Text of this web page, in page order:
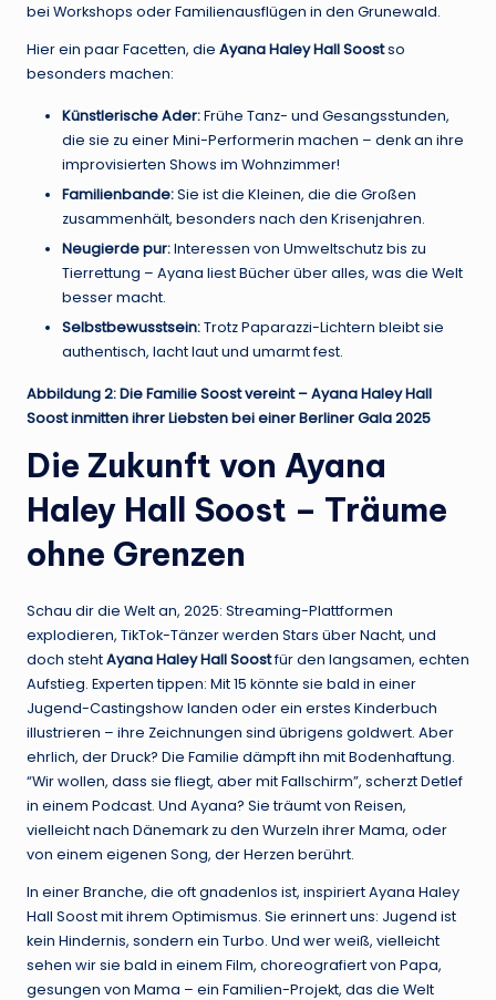
bei Workshops oder Familienausflügen in den Grunewald.
Hier ein paar Facetten, die Ayana Haley Hall Soostso
besonders machen:
Künstlerische Ader:Frühe Tanz- und Gesangsstunden,
die sie zu einer Mini-Performerin machen – denk an ihre
improvisierten Shows im Wohnzimmer!
Familienbande:Sie ist die Kleinen, die die Großen
zusammenhält, besonders nach den Krisenjahren.
Neugierde pur:Interessen von Umweltschutz bis zu
Tierrettung – Ayana liest Bücher über alles, was die Welt
besser macht.
Selbstbewusstsein:Trotz Paparazzi-Lichtern bleibt sie
authentisch, lacht laut und umarmt fest.
Abbildung 2: Die Familie Soost vereint – Ayana Haley Hall
Soost inmitten ihrer Liebsten bei einer Berliner Gala 2025
Die Zukunft von Ayana
Haley Hall Soost – Träume
ohne Grenzen
Schau dir die Welt an, 2025: Streaming-Plattformen
explodieren, TikTok-Tänzer werden Stars über Nacht, und
doch stehtAyana Haley Hall Soostfür den langsamen, echten
Aufstieg. Experten tippen: Mit 15 könnte sie bald in einer
Jugend-Castingshow landen oder ein erstes Kinderbuch
illustrieren – ihre Zeichnungen sind übrigens goldwert. Aber
ehrlich, der Druck? Die Familie dämpft ihn mit Bodenhaftung.
“Wir wollen, dass sie fliegt, aber mit Fallschirm”, scherzt Detlef
in einem Podcast. Und Ayana? Sie träumt von Reisen,
vielleicht nach Dänemark zu den Wurzeln ihrer Mama, oder
von einem eigenen Song, der Herzen berührt.
In einer Branche, die oft gnadenlos ist, inspiriert Ayana Haley
Hall Soost mit ihrem Optimismus. Sie erinnert uns: Jugend ist
kein Hindernis, sondern ein Turbo. Und wer weiß, vielleicht
sehen wir sie bald in einem Film, choreografiert von Papa,
gesungen von Mama – ein Familien-Projekt, das die Welt